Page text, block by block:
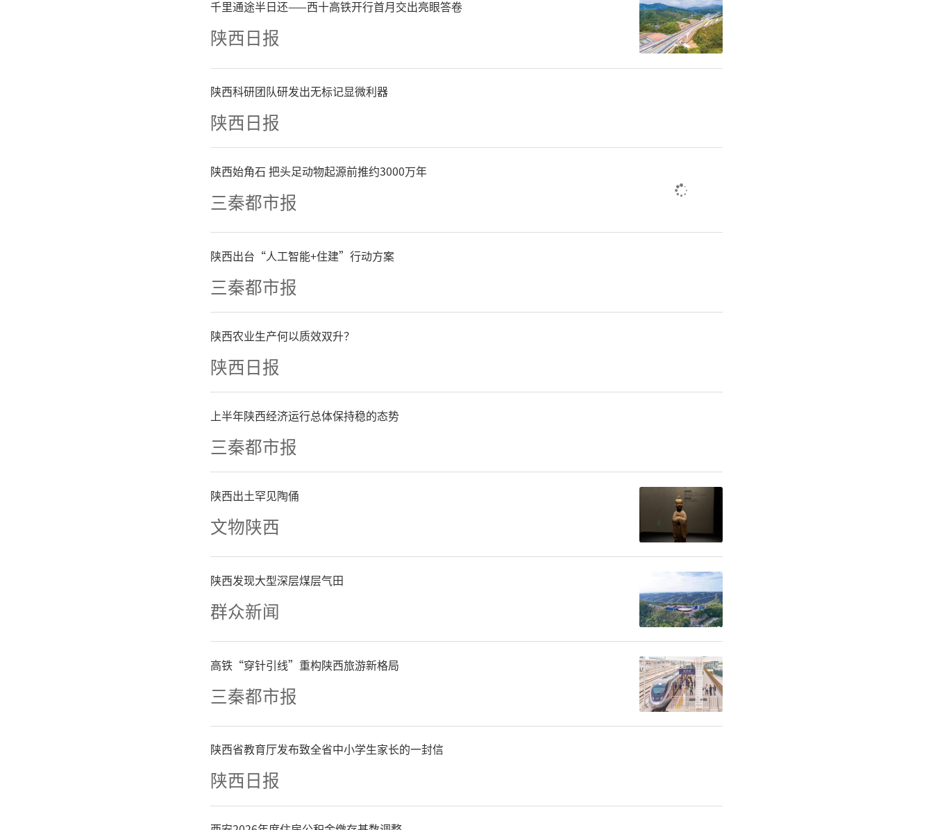
科技人才高地、布局建设重大创新平台、加强农
业科技推广应用和交流合作以及深化体制机制创
新。在构筑农业科技人才高地方面，我省将按照
现行比例及时划拨省级补助资金支持西北农林科
技大学“双一流”建设；支持杨凌职业技术学
院“双高”建设，支持其升格为职业本科大学，
积极争取中央预算内投资和地方政府专项债券支
持杨凌现代农业职教创新园区建设；稳步推进西
北农林科技大学研究生教育综合改革；鼓励杨凌
示范区与西北农林科技大学探索建立“专家（团
队）+产业示范”人才培养引进模式，支持西北
农林科技大学依托秦创原创新驱动平台引进高层
次人才，并按资助标准予以资助；深化人才体制
机制改革，完善科研人员职务科研成果收益分配
机制，依法赋予科研人员职务成果所有权或不低
于10年的长期使用权，支持西北农林科技大学实
施“三项改革”。
在布局建设重大创新平台方面，陕西省将支持秦
创原创新驱动平台现代农业高质量发展示范区建
设，支持西北农林科技大学和杨凌示范区共建动
千里通途半日还——西十高铁开行首月交出亮眼答卷
陕西日报
陕西科研团队研发出无标记显微利器
陕西日报
陕西始角石 把头足动物起源前推约3000万年
三秦都市报
陕西出台“人工智能+住建”行动方案
三秦都市报
陕西农业生产何以质效双升？
陕西日报
上半年陕西经济运行总体保持稳的态势
三秦都市报
陕西出土罕见陶俑
文物陕西
陕西发现大型深层煤层气田
群众新闻
高铁“穿针引线”重构陕西旅游新格局
三秦都市报
陕西省教育厅发布致全省中小学生家长的一封信
陕西日报